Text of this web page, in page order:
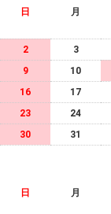
日 月
2
3
9
10
16
17
23
24
30
31
日 月